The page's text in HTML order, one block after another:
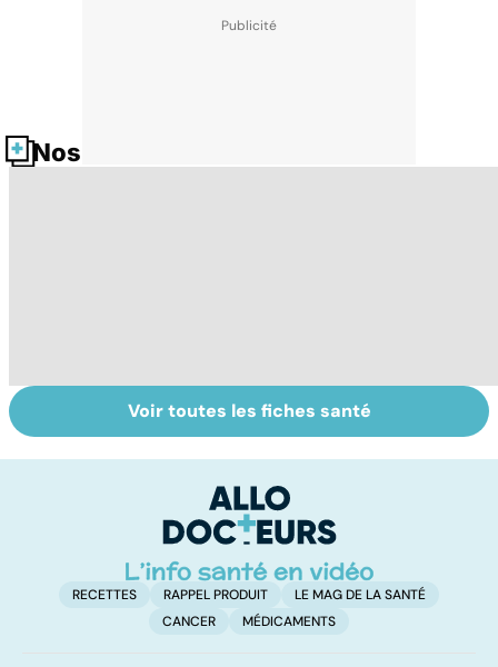
Nos fiches santé
Bien dormir,
mais... sans
Grand froid : nos
conseils
Voir toutes les fiches santé
RECETTES RAPPEL PRODUIT
LE MAG DE LA SANTÉ
CANCER
MÉDICAMENTS